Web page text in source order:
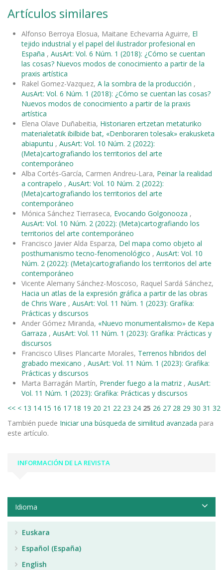
Artículos similares
Alfonso Berroya Elosua, Maitane Echevarria Aguirre, El
tejido industrial y el papel del ilustrador profesional en
España , AusArt: Vol. 6 Núm. 1 (2018): ¿Cómo se cuentan
las cosas? Nuevos modos de conocimiento a partir de la
praxis artística
Rakel Gomez-Vazquez, A la sombra de la producción ,
AusArt: Vol. 6 Núm. 1 (2018): ¿Cómo se cuentan las cosas?
Nuevos modos de conocimiento a partir de la praxis
artística
Elena Olave Duñabeitia, Historiaren ertzetan metaturiko
materialetatik ibilbide bat, «Denboraren tolesak» erakusketa
abiapuntu , AusArt: Vol. 10 Núm. 2 (2022):
(Meta)cartografiando los territorios del arte
contemporáneo
Alba Cortés-García, Carmen Andreu-Lara, Peinar la realidad
a contrapelo , AusArt: Vol. 10 Núm. 2 (2022):
(Meta)cartografiando los territorios del arte
contemporáneo
Mónica Sánchez Tierraseca, Evocando Golgonooza ,
AusArt: Vol. 10 Núm. 2 (2022): (Meta)cartografiando los
territorios del arte contemporáneo
Francisco Javier Alda Esparza, Del mapa como objeto al
posthumanismo tecno-fenomenológico , AusArt: Vol. 10
Núm. 2 (2022): (Meta)cartografiando los territorios del arte
contemporáneo
Vicente Alemany Sánchez-Moscoso, Raquel Sardá Sánchez,
Hacia un atlas de la expresión gráfica a partir de las obras
de Chris Ware , AusArt: Vol. 11 Núm. 1 (2023): Grafika:
Prácticas y discursos
Ander Gómez Miranda, «Nuevo monumentalismo» de Kepa
Garraza , AusArt: Vol. 11 Núm. 1 (2023): Grafika: Prácticas y
discursos
Francisco Ulises Plancarte Morales, Terrenos híbridos del
grabado mexicano , AusArt: Vol. 11 Núm. 1 (2023): Grafika:
Prácticas y discursos
Marta Barragán Martín, Prender fuego a la matriz , AusArt:
Vol. 11 Núm. 1 (2023): Grafika: Prácticas y discursos
<< < 13 14 15 16 17 18 19 20 21 22 23 24 25 26 27 28 29 30 31 32
También puede Iniciar una búsqueda de similitud avanzada para
este artículo.
INFORMACIÓN DE LA REVISTA
Idioma
Euskara
Español (España)
English